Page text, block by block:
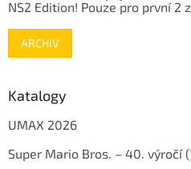
NS2 Edition! Pouze pro první 2
ARCHIV
Katalogy
UMAX 2026
Super Mario Bros. – 40. výročí